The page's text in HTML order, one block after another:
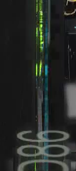
tín hiệu tích cực
huy động qua trái